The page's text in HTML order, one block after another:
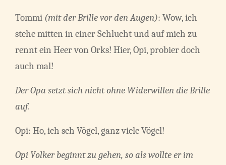
Tommi (mit der Brille vor den Augen): Wow, ich
stehe mitten in einer Schlucht und auf mich zu
rennt ein Heer von Orks! Hier, Opi, probier doch
auch mal!
Der Opa setzt sich nicht ohne Widerwillen die Brille
auf.
Opi: Ho, ich seh Vögel, ganz viele Vögel!
Opi Volker beginnt zu gehen, so als wollte er im